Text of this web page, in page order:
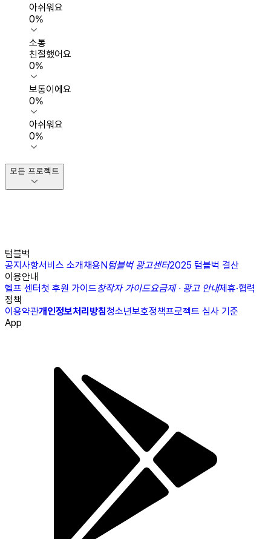
아쉬워요
0%
소통
친절했어요
0%
보통이에요
0%
아쉬워요
0%
모든 프로젝트
텀블벅
공지사항서비스 소개채용N텀블벅 광고센터2025 텀블벅 결산
이용안내
헬프 센터첫 후원 가이드창작자 가이드요금제 · 광고 안내제휴·협력
정책
이용약관개인정보처리방침청소년보호정책프로젝트 심사 기준
App